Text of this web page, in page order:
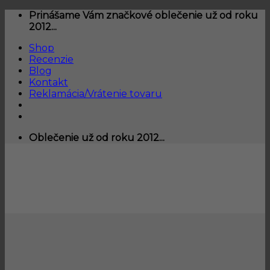
Skip
Prinášame Vám značkové oblečenie už od roku
2012...
Shop
Recenzie
Blog
Kontakt
Reklamácia/Vrátenie tovaru
Oblečenie už od roku 2012...